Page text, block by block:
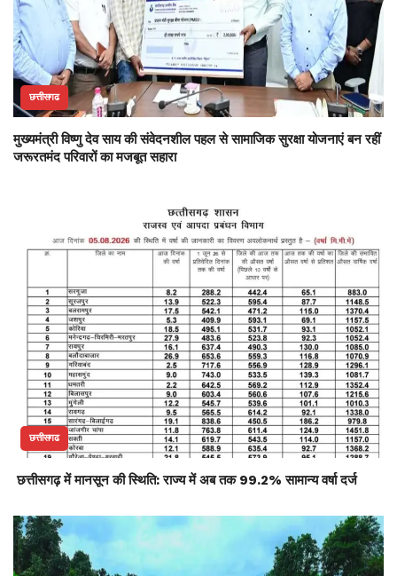
छत्तीसगढ
मुख्यमंत्री विष्णु देव साय की संवेदनशील पहल से सामाजिक सुरक्षा योजनाएं बन रहीं
जरूरतमंद परिवारों का मजबूत सहारा
छत्तीसगढ
छत्तीसगढ़ में मानसून की स्थिति: राज्य में अब तक 99.2% सामान्य वर्षा दर्ज